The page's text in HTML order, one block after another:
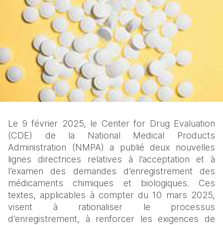
Le 9 février 2025, le Center for Drug Evaluation
(CDE) de la National Medical Products
Administration (NMPA) a publié deux nouvelles
lignes directrices relatives à l’acceptation et à
l’examen des demandes d’enregistrement des
médicaments chimiques et biologiques. Ces
textes, applicables à compter du 10 mars 2025,
visent à rationaliser le processus
d’enregistrement, à renforcer les exigences de